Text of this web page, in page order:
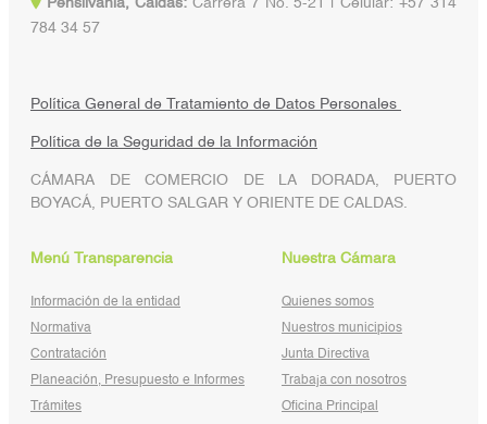
Pensilvania, Caldas:Carrera 7 No. 5-21 | Celular: +57 314
784 34 57
Política General de Tratamiento de Datos Personales
Política de la Seguridad de la Información
CÁMARA DE COMERCIO DE LA DORADA, PUERTO
BOYACÁ, PUERTO SALGAR Y ORIENTE DE CALDAS.
Menú Transparencia
Información de la entidad
Normativa
Contratación
Planeación, Presupuesto e Informes
Trámites
Nuestra Cámara
Quienes somos
Nuestros municipios
Junta Directiva
Trabaja con nosotros
Oficina Principal